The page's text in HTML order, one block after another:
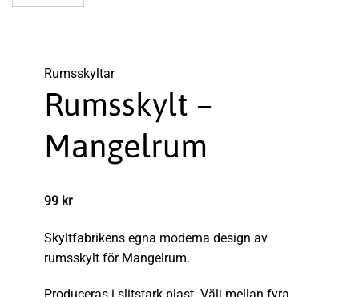
Rums­skyltar
Rumsskylt –
Mangelrum
99 kr
Skyltfabrikens egna moderna design av
rumsskylt för Mangelrum.